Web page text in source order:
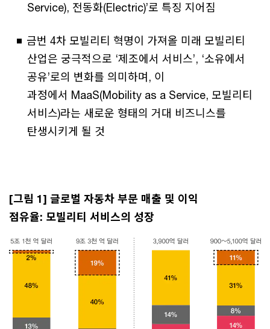
Service), 전동화(Electric)’로 특징 지어짐
금번 4차 모빌리티 혁명이 가져올 미래 모빌리티
산업은 궁극적으로 ‘제조에서 서비스’, ‘소유에서
공유’로의 변화를 의미하며, 이
과정에서 MaaS(Mobility as a Service, 모빌리티
서비스)라는 새로운 형태의 거대 비즈니스를
탄생시키게 될 것
[그림 1] 글로벌 자동차 부문 매출 및 이익
점유율: 모빌리티 서비스의 성장